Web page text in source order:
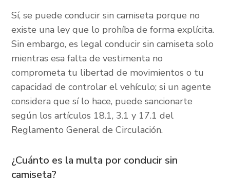
Sí, se puede conducir sin camiseta porque no
existe una ley que lo prohíba de forma explícita.
Sin embargo, es legal conducir sin camiseta solo
mientras esa falta de vestimenta no
comprometa tu libertad de movimientos o tu
capacidad de controlar el vehículo; si un agente
considera que sí lo hace, puede sancionarte
según los artículos 18.1, 3.1 y 17.1 del
Reglamento General de Circulación.
¿Cuánto es la multa por conducir sin
camiseta?